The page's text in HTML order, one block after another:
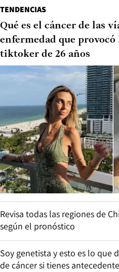
TENDENCIAS
Qué es el cáncer de las
enfermedad que
tiktoker de 26 años
Revisa todas las regiones de
según el pronóstico
Soy genetista y esto es lo que
de cáncer si tienes